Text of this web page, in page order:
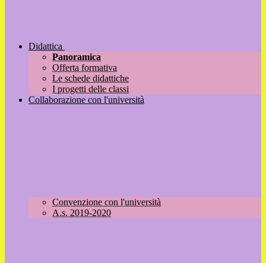
Didattica
Panoramica
Offerta formativa
Le schede didattiche
I progetti delle classi
Collaborazione con l'università
Convenzione con l'università
A.s. 2019-2020